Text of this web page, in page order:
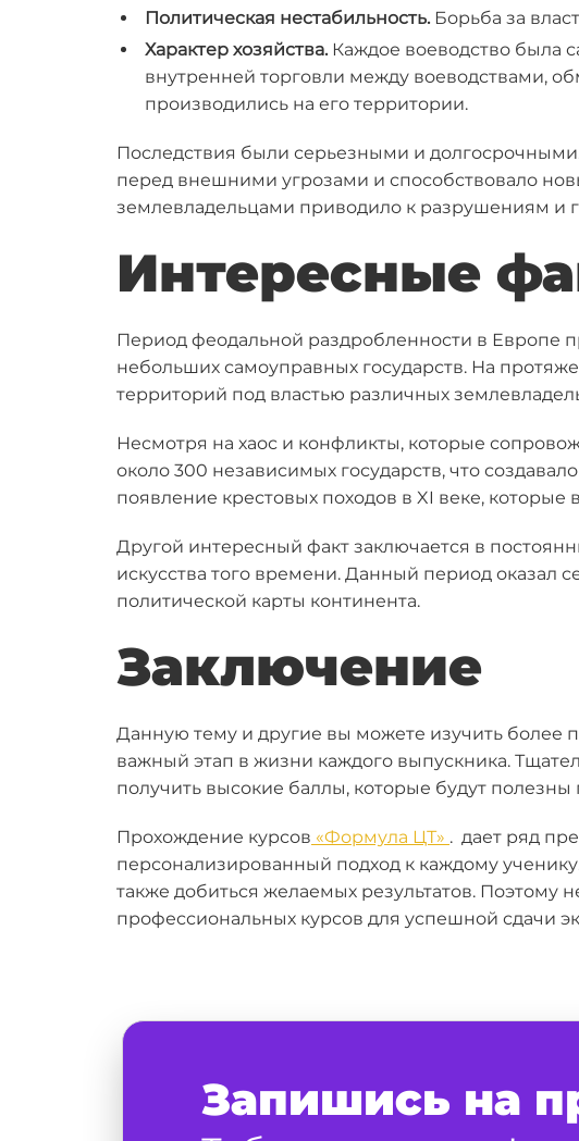
Политическая нестабильность. Борьба за
Характер хозяйства. Каждое воеводство была
внутренней торговли между воеводствами,
производились на его территории.
Последствия были серьезными и
перед внешними угрозами и способствовало
землевладельцами приводило к разрушениям и
Интересные
Период феодальной раздробленности в Европе
небольших самоуправных государств. На
территорий под властью различных
Несмотря на хаос и конфликты, которые
около 300 независимых государств, что
появление крестовых походов в XI веке, которые
Другой интересный факт заключается в
искусства того времени. Данный период
политической карты континента.
Заключение
Данную тему и другие вы можете изучить более
важный этап в жизни каждого выпускника.
получить высокие баллы, которые будут
Прохождение курсов «Формула ЦТ» . дает ряд
персонализированный подход к каждому
также добиться желаемых результатов. Поэтому
профессиональных курсов для успешной сдачи
Запишись на